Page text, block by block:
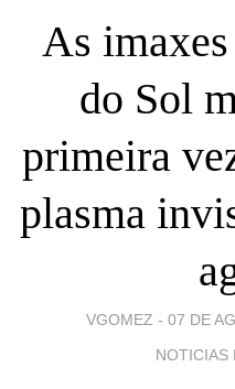
As
do Sol
primeira
plasma
VGOMEZ - 07 DE
NOTICIAS